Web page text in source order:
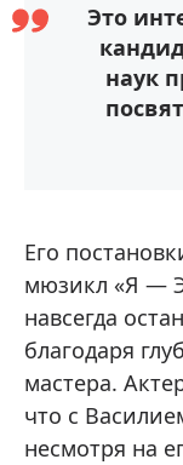
Это
наук
Его
мюзикл «Я —
навсегда
благодаря
мастера.
что с
несмотря на